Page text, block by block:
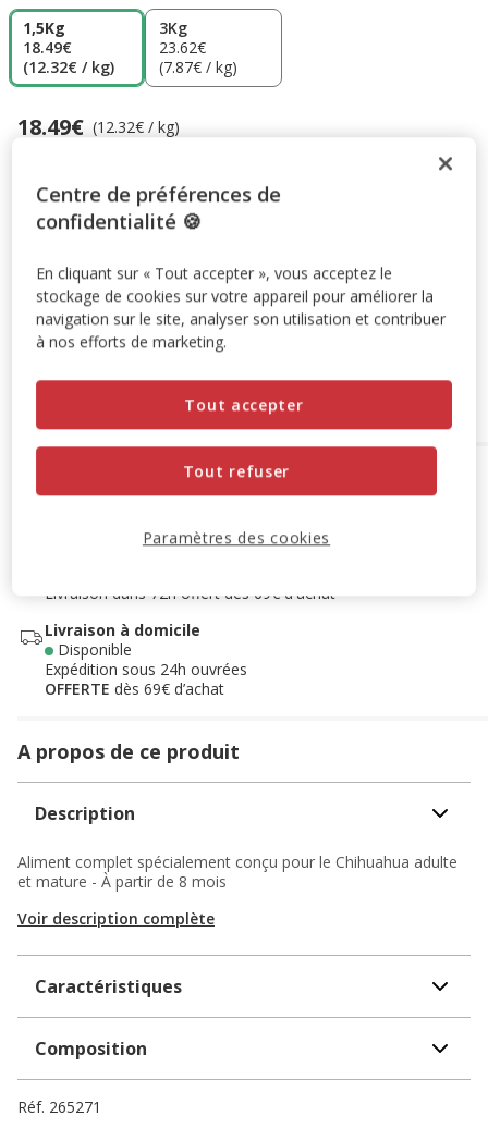
1,5Kg
18.49€
(12.32€ / kg)
3Kg
23.62€
(7.87€ / kg)
-10% sur votre première commande* avec votre Carte
cours.
Voir conditions
Code: WELCOME10 Copier
Prix 18.49€, 12.32 EUR par kg
18.49€ (12.32€ / kg)
Ajouter au panier
Options de livraison
Voir la disponibilité en magasin
Livraison dans 72h offert dès 69€ d'achat
Livraison à domicile
Disponible
Expédition sous 24h ouvrées
OFFERTE dès 69€ d’achat
A propos de ce produit
Description
Aliment complet spécialement conçu pour le Chihuahua adulte
et mature - À partir de 8 mois
Voir description complète
Caractéristiques
Composition
Réf. 265271
Centre de préférences de
confidentialité 🍪
En cliquant sur « Tout accepter », vous acceptez le
stockage de cookies sur votre appareil pour améliorer la
navigation sur le site, analyser son utilisation et contribuer
à nos efforts de marketing.
Tout refuser
Tout accepter
Paramètres des cookies